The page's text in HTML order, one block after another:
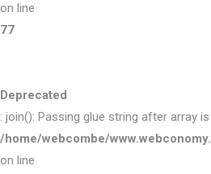
on line
77
Deprecated
: join(): Passing glue string after array
/home/webcombe/
on line